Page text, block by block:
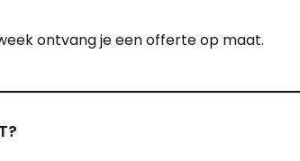
ontvang je een offerte op maat.